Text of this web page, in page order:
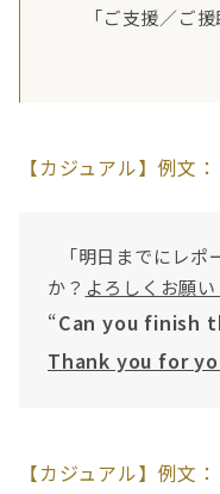
「ご支援／ご
【カジュアル】例文：
「明日までにレポ
か？ よろしくお願い
“Can you finish
Thank you for
【カジュアル】例文：